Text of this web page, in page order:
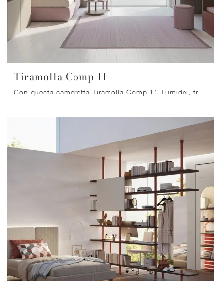
Tiramolla Comp 11